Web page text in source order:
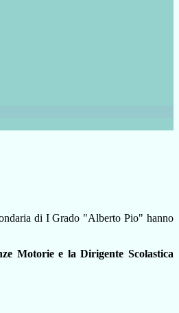
di I Grado "Alberto Pio" hanno
Motorie e la Dirigente Scolastica